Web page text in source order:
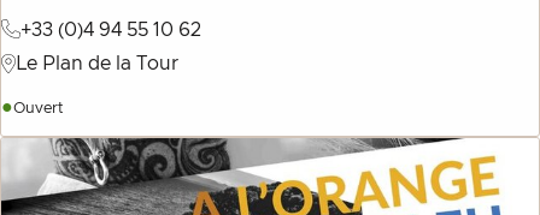
+33 (0)4 94 55 10 62
Le Plan de la Tour
●Ouvert